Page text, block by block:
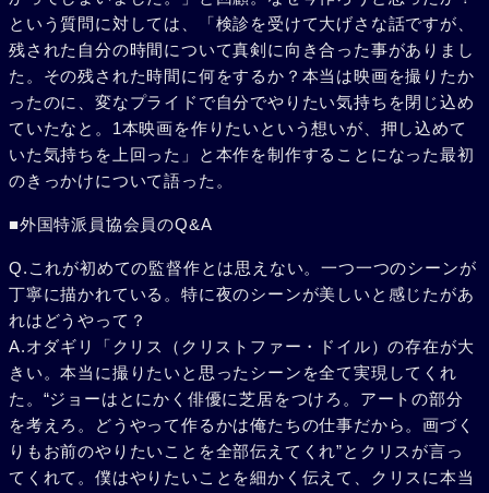
という質問に対しては、「検診を受けて大げさな話ですが、
残された自分の時間について真剣に向き合った事がありまし
た。その残された時間に何をするか？本当は映画を撮りたか
ったのに、変なプライドで自分でやりたい気持ちを閉じ込め
ていたなと。1本映画を作りたいという想いが、押し込めて
いた気持ちを上回った」と本作を制作することになった最初
のきっかけについて語った。
■外国特派員協会員のQ&A
Q.これが初めての監督作とは思えない。一つ一つのシーンが
丁寧に描かれている。特に夜のシーンが美しいと感じたがあ
れはどうやって？
A.オダギリ「クリス（クリストファー・ドイル）の存在が大
きい。本当に撮りたいと思ったシーンを全て実現してくれ
た。“ジョーはとにかく俳優に芝居をつけろ。アートの部分
を考えろ。どうやって作るかは俺たちの仕事だから。画づく
りもお前のやりたいことを全部伝えてくれ”とクリスが言っ
てくれて。僕はやりたいことを細かく伝えて、クリスに本当